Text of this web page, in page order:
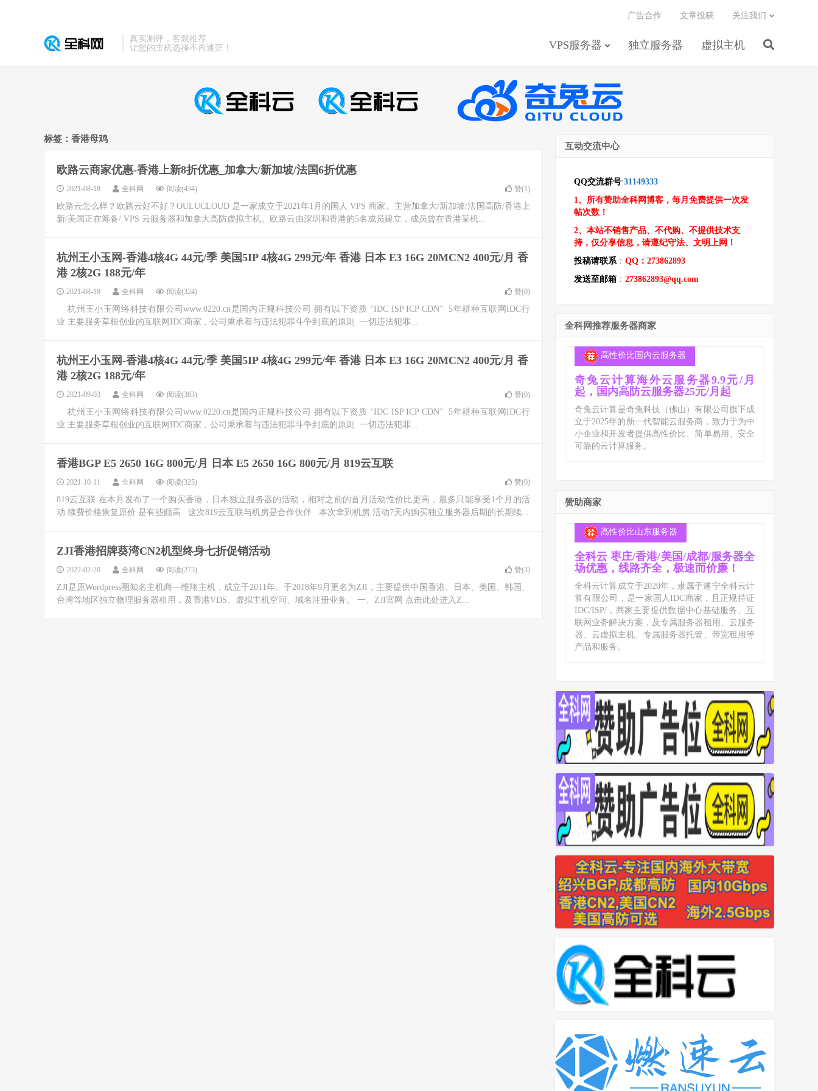
真实测评，客观推荐
让您的主机选择不再迷茫！
VPS服务器 独立服务器 虚拟主机
广告合作 文章投稿 关注我们
标签：香港母鸡
欧路云商家优惠-香港上新8折优惠_加拿大/新加坡/法国6折优惠
2021-08-18 全科网 阅读(434) 赞(1)
欧路云怎么样？欧路云好不好？OULUCLOUD 是一家成立于2021年1月的国人 VPS 商家。主营加拿大/新加坡/法国高防/香港上
新/美国正在筹备/ VPS 云服务器和加拿大高防虚拟主机。欧路云由深圳和香港的5名成员建立，成员曾在香港某机...
杭州王小玉网-香港4核4G 44元/季 美国5IP 4核4G 299元/年 香港 日本 E3 16G 20MCN2 400元/月 香
港 2核2G 188元/年
2021-08-18 全科网 阅读(324) 赞(0)
杭州王小玉网络科技有限公司www.0220.cn是国内正规科技公司 拥有以下资质 “IDC ISP ICP CDN” 5年耕种互联网IDC行
业 主要服务草根创业的互联网IDC商家，公司秉承着与违法犯罪斗争到底的原则 一切违法犯罪...
杭州王小玉网-香港4核4G 44元/季 美国5IP 4核4G 299元/年 香港 日本 E3 16G 20MCN2 400元/月 香
港 2核2G 188元/年
2021-09-03 全科网 阅读(363) 赞(0)
杭州王小玉网络科技有限公司www.0220.cn是国内正规科技公司 拥有以下资质 “IDC ISP ICP CDN” 5年耕种互联网IDC行
业 主要服务草根创业的互联网IDC商家，公司秉承着与违法犯罪斗争到底的原则 一切违法犯罪...
香港BGP E5 2650 16G 800元/月 日本 E5 2650 16G 800元/月 819云互联
2021-10-11 全科网 阅读(325) 赞(0)
819云互联 在本月发布了一个购买香港，日本独立服务器的活动，相对之前的首月活动性价比更高，最多只能享受1个月的活
动 续费价格恢复原价 是有些颇高 这次819云互联与机房是合作伙伴 本次拿到机房 活动7天内购买独立服务器后期的长期续...
ZJI香港招牌葵湾CN2机型终身七折促销活动
2022-02-20 全科网 阅读(275) 赞(3)
ZJI是原Wordpress圈知名主机商—维翔主机，成立于2011年。于2018年9月更名为ZJI，主要提供中国香港、日本、美国、韩国、
台湾等地区独立物理服务器租用，及香港VDS、虚拟主机空间、域名注册业务。 一、ZJI官网 点击此处进入Z...
互动交流中心
QQ交流群号:31149333
1、所有赞助全科网博客，每月免费提供一次发
帖次数！
2、本站不销售产品、不代购、不提供技术支
持，仅分享信息，请遵纪守法、文明上网！
投稿请联系： QQ：273862893
发送至邮箱 ： 273862893@qq.com
全科网推荐服务器商家
高性价比国内云服务器
奇兔云计算海外云服务器9.9元/月
起，国内高防云服务器25元/月起
奇兔云计算是奇兔科技（佛山）有限公司旗下成
立于2025年的新一代智能云服务商，致力于为中
小企业和开发者提供高性价比、简单易用、安全
可靠的云计算服务。
赞助商家
高性价比山东服务器
全科云 枣庄/香港/美国/成都/服务器全
场优惠，线路齐全，极速而价廉！
全科云计算成立于2020年，隶属于遂宁全科云计
算有限公司，是一家国人IDC商家，且正规持证
IDC/ISP/，商家主要提供数据中心基础服务、互
联网业务解决方案，及专属服务器租用、云服务
器、云虚拟主机、专属服务器托管、带宽租用等
产品和服务。